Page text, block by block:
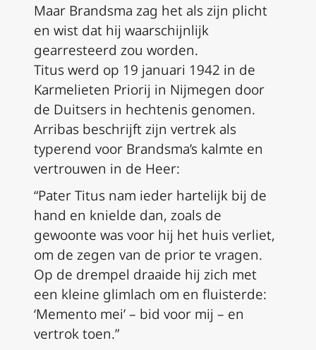
Maar Brandsma zag het als zijn plicht
en wist dat hij waarschijnlijk
gearresteerd zou worden.
Titus werd op 19 januari 1942 in de
Karmelieten Priorij in Nijmegen door
de Duitsers in hechtenis genomen.
Arribas beschrijft zijn vertrek als
typerend voor Brandsma’s kalmte en
vertrouwen in de Heer:
“Pater Titus nam ieder hartelijk bij de
hand en knielde dan, zoals de
gewoonte was voor hij het huis verliet,
om de zegen van de prior te vragen.
Op de drempel draaide hij zich met
een kleine glimlach om en fluisterde:
‘Memento mei’ – bid voor mij – en
vertrok toen.”